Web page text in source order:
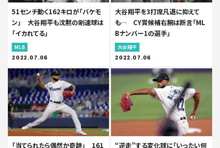
51センチ動く162キロが「バケモ
ン」 大谷翔平も沈黙の剛速球は
「イカれてる」
MLB
2022.07.06
大谷翔平を3打席凡退に抑えて
も… CY賞候補右腕は断言「ML
Bナンバー1の選手」
大谷翔平
2022.07.06
「当てられたら偶然か奇跡」 161 “逆走”する変化球に「いったい何